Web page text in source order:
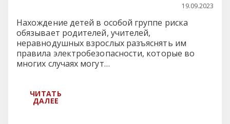
19.09.2023
Нахождение детей в особой группе риска
обязывает родителей, учителей,
неравнодушных взрослых разъяснять им
правила электробезопасности, которые во
многих случаях могут…